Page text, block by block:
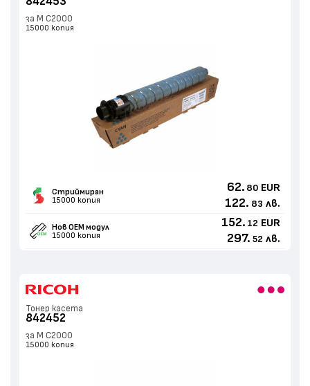
за M C2000
15000 копия
Стриймиран
15000 копия
62. 80 EUR
122. 83 лв.
Нов ОЕМ модул
15000 копия
152. 12 EUR
297. 52 лв.
Тонер касета
842452
за M C2000
15000 копия